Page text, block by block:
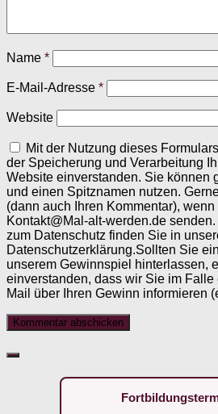
Name *
E-Mail-Adresse *
Website
Mit der Nutzung dieses
der Speicherung und Verarbeitung
Website einverstanden. Sie können
und einen Spitznamen nutzen.
(dann auch Ihren Kommentar),
Kontakt@Mal-alt-werden.de
zum Datenschutz finden Sie in
Datenschutzerklärung.Sollten Sie
unserem Gewinnspiel hinterlassen,
einverstanden, dass wir Sie im
Mail über Ihren Gewinn informieren